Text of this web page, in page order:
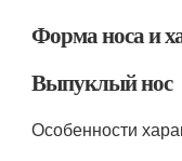
Форма носа и
Выпуклый нос
Особенности